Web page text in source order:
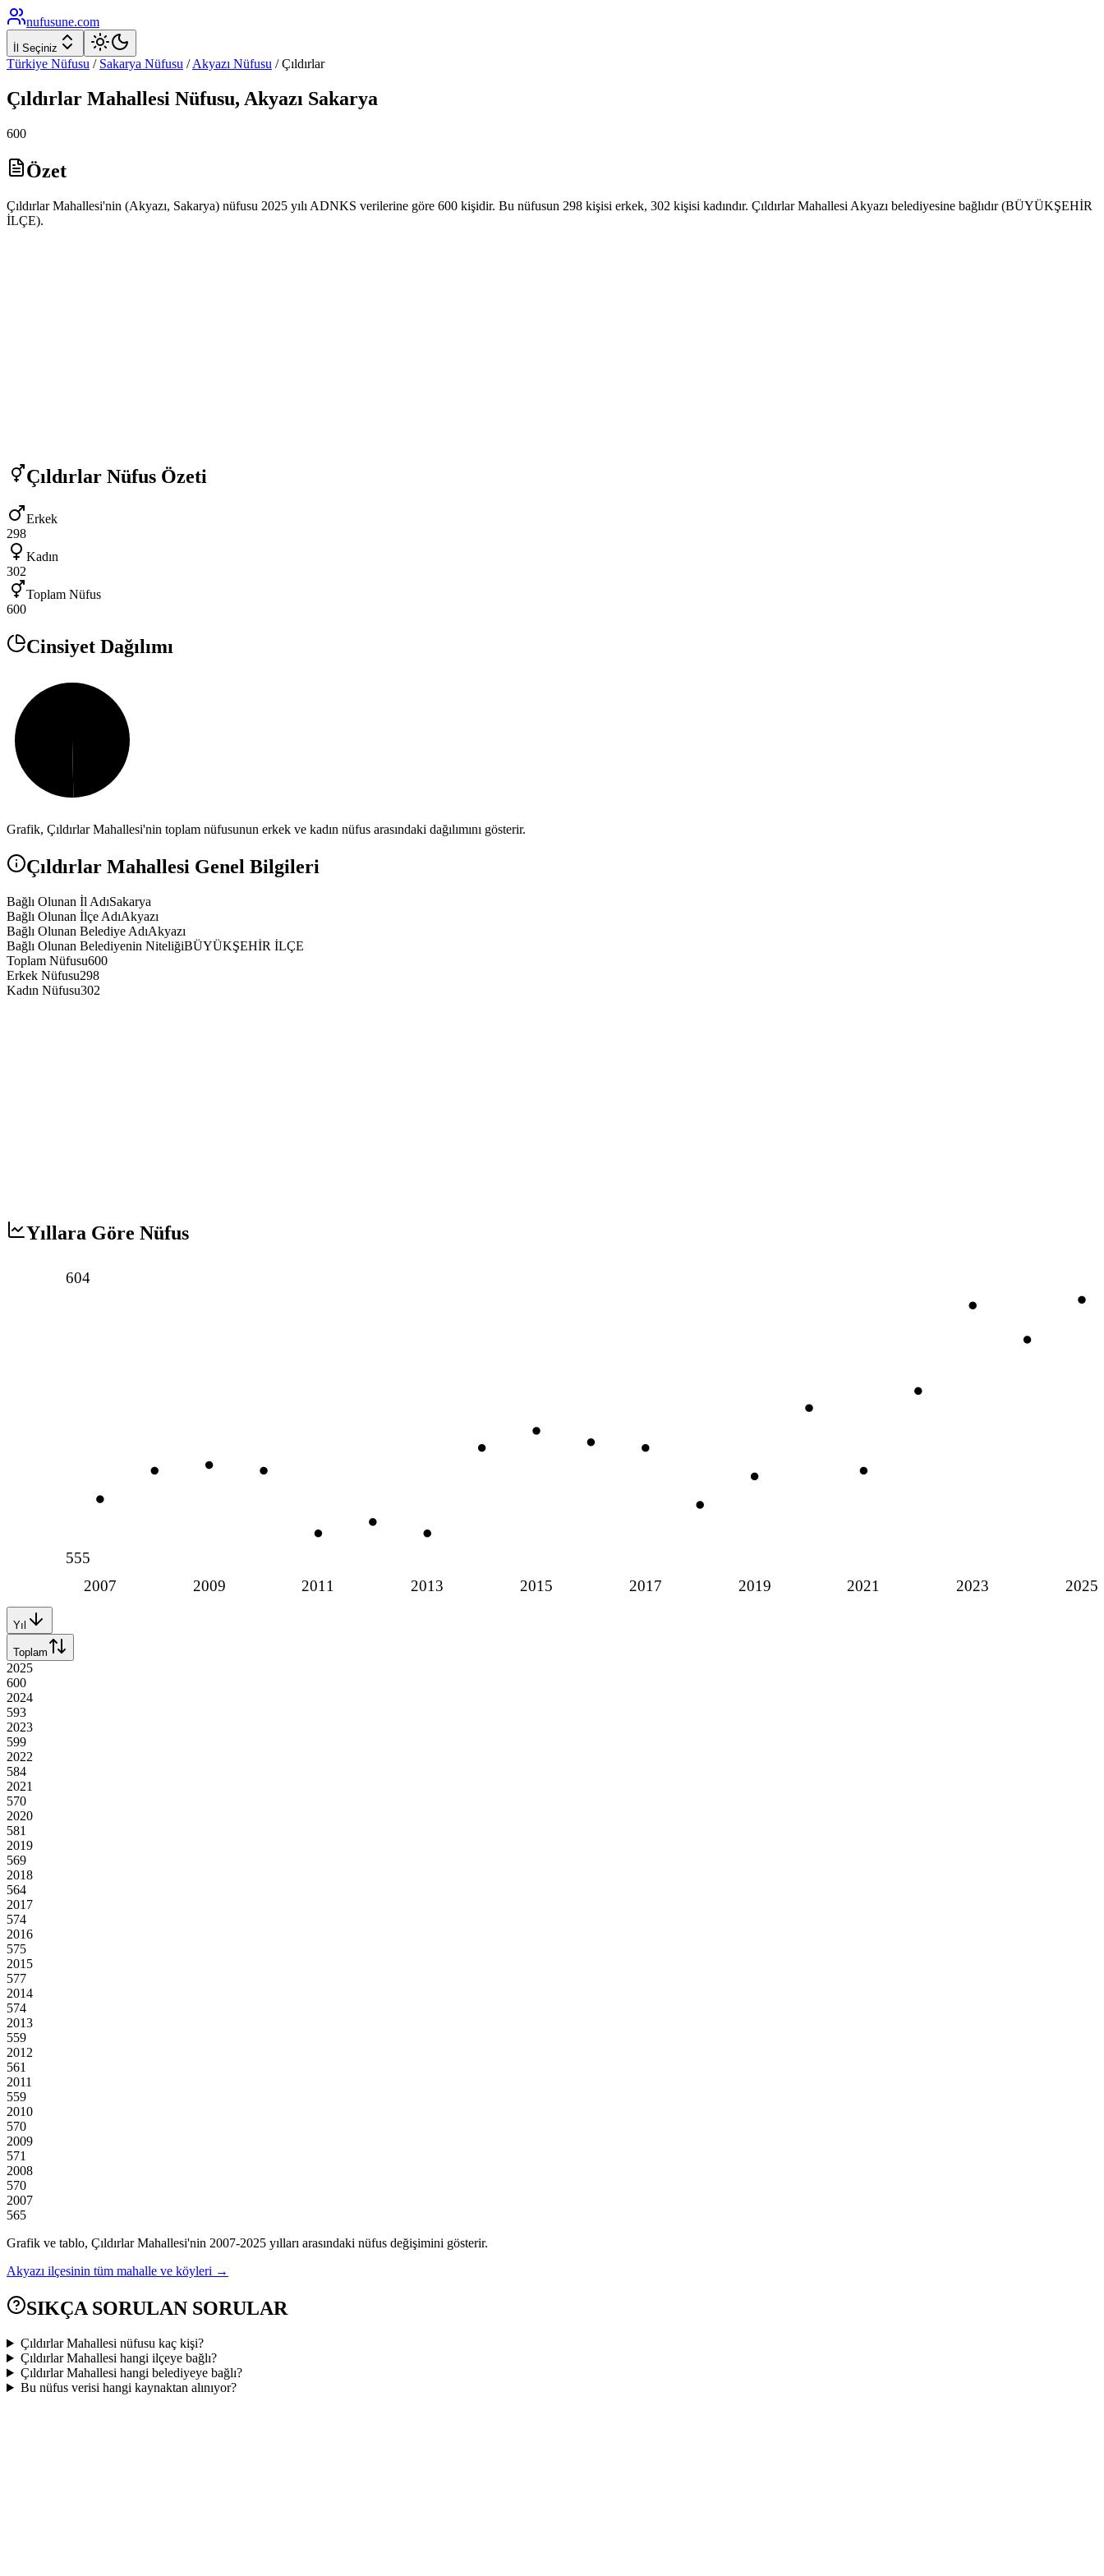
nufusune.com
İl Seçiniz
Türkiye Nüfusu / Sakarya Nüfusu / Akyazı Nüfusu /Çıldırlar
Çıldırlar Mahallesi Nüfusu, Akyazı Sakarya
600
Özet
Çıldırlar Mahallesi'nin (Akyazı, Sakarya) nüfusu 2025 yılı ADNKS verilerine göre 600 kişidir. Bu nüfusun 298 kişisi erkek, 302 kişisi kadındır. Çıldırlar Mahallesi Akyazı belediyesine bağlıdır (BÜYÜKŞEHİR
İLÇE).
Çıldırlar Nüfus Özeti
Erkek
298
Kadın
302
Toplam Nüfus
600
Cinsiyet Dağılımı
Grafik, ÇıldırlarMahallesi'nin toplam nüfusunun erkek ve kadın nüfus arasındaki dağılımını gösterir.
Çıldırlar Mahallesi Genel Bilgileri
Bağlı Olunan İl AdıSakarya
Bağlı Olunan İlçe AdıAkyazı
Bağlı Olunan Belediye AdıAkyazı
Bağlı Olunan Belediyenin NiteliğiBÜYÜKŞEHİR İLÇE
Toplam Nüfusu600
Erkek Nüfusu298
Kadın Nüfusu302
Yıllara Göre Nüfus
2007 2009 2011 2013 2015 2017 2019 2021 2023 2025
604
555
Yıl
Toplam
2025
600
2024
593
2023
599
2022
584
2021
570
2020
581
2019
569
2018
564
2017
574
2016
575
2015
577
2014
574
2013
559
2012
561
2011
559
2010
570
2009
571
2008
570
2007
565
Grafik ve tablo, ÇıldırlarMahallesi'nin 2007-2025 yılları arasındaki nüfus değişimini gösterir.
Akyazı ilçesinin tüm mahalle ve köyleri →
SIKÇA SORULAN SORULAR
Çıldırlar Mahallesi nüfusu kaç kişi?
Çıldırlar Mahallesi hangi ilçeye bağlı?
Çıldırlar Mahallesi hangi belediyeye bağlı?
Bu nüfus verisi hangi kaynaktan alınıyor?